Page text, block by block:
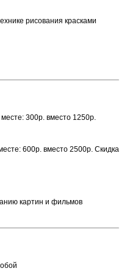
рисования красками
300р. вместо 1250р.
600р. вместо 2500р. Скидка
картин и фильмов